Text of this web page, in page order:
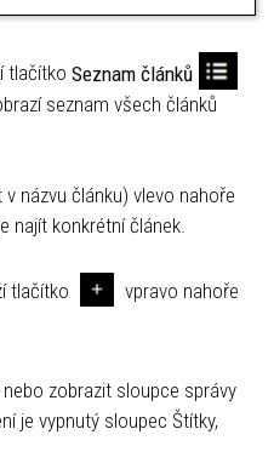
tlačítko Seznam článků
seznam všech článků
v názvu článku) vlevo nahoře
najít konkrétní článek.
tlačítko
vpravo nahoře
zobrazit sloupce správy
je vypnutý sloupec Štítky,